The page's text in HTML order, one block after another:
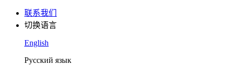
联系我们
切换语言
English
Русский язык